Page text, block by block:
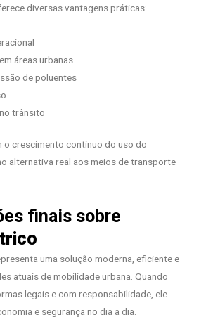
diversas vantagens práticas:
áreas urbanas
de poluentes
trânsito
o crescimento contínuo do uso do
alternativa real aos meios de transporte
finais sobre
uma solução moderna, eficiente e
atuais de mobilidade urbana. Quando
legais e com responsabilidade, ele
e segurança no dia a dia.